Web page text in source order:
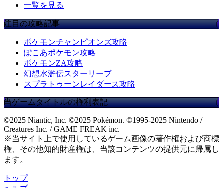
一覧を見る
注目の攻略記事
ポケモンチャンピオンズ攻略
ぽこあポケモン攻略
ポケモンZA攻略
幻想水滸伝スターリープ
スプラトゥーンレイダース攻略
当ゲームタイトルの権利表記
©2025 Niantic, Inc. ©2025 Pokémon. ©1995-2025 Nintendo /
Creatures Inc. / GAME FREAK inc.
※当サイト上で使用しているゲーム画像の著作権および商標
権、その他知的財産権は、当該コンテンツの提供元に帰属し
ます。
トップ